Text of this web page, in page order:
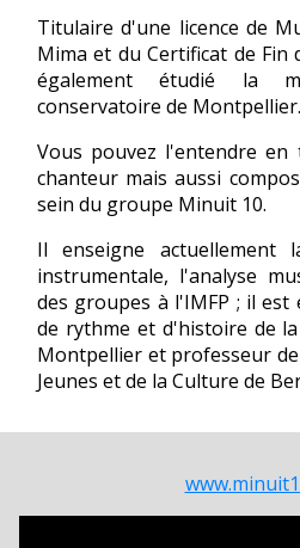
Titulaire d'une licence de
Mima et du Certificat de Fin
également étudié la
conservatoire de Montpellier.
Vous pouvez l'entendre
chanteur mais aussi
sein du groupe Minuit 10.
Il enseigne actuellement
instrumentale, l'analyse
des groupes à l'IMFP ; il
de rythme et d'histoire de
Montpellier et professeur
Jeunes et de la Culture de